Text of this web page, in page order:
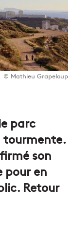
© Mathieu Grapeloup
parc
tourmente.
son
pour en
Retour